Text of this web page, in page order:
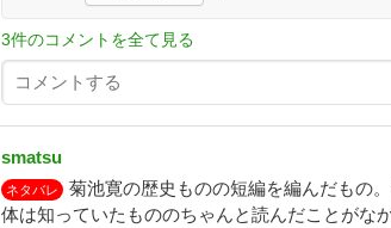
3件のコメントを全て見る
smatsu
ネタバレ
菊池寛の歴史ものの短編を編んだもの
体は知っていたもののちゃんと読んだことがな